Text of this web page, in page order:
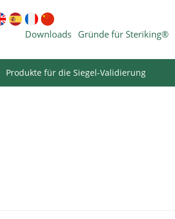
Downloads Gründe für Steriking®
Produkte für die Siegel-Validierung